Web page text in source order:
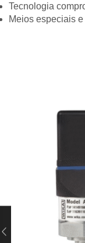
Tecnologia
Meios especiais